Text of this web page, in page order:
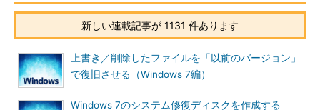
［ディスクに書き込む］ダイアログが表示されるので、書き込
み可能ディスクをドライブに挿入する（ドライブに書き込み可能
ディスクが挿入されている場合は、［ディスクの書き込み］ウィ
ザードが起動する）。
［Ａ］
新しい連載記事が 1131 件あります
上書き／削除したファイルを「以前のバージョン」
で復旧させる（Windows 7編）
Windows 7のシステム修復ディスクを作成する